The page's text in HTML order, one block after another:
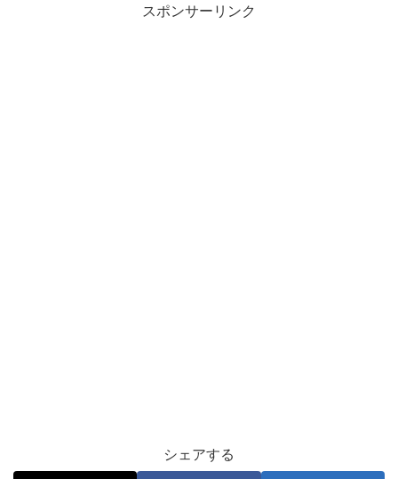
スポンサーリンク
シェアする